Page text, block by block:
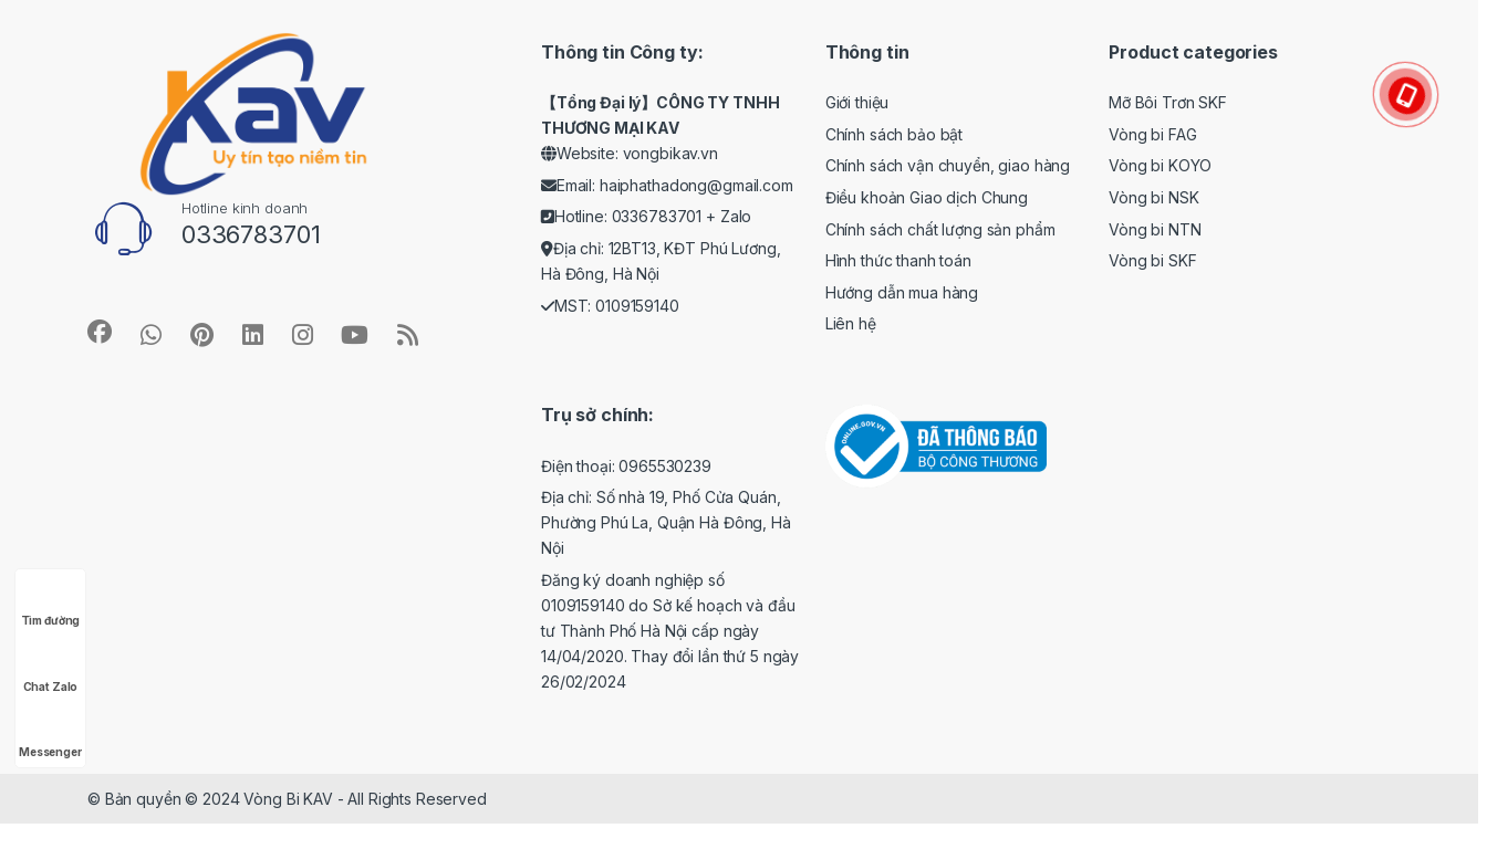
Hotline kinh doanh
0336783701
Thông tin Công ty:
【Tổng Đại lý】CÔNG TY TNHH
THƯƠNG MẠI KAV
Website: vongbikav.vn
Email: haiphathadong@gmail.com
Hotline: 0336783701 + Zalo
Địa chỉ: 12BT13, KĐT Phú Lương,
Hà Đông, Hà Nội
MST: 0109159140
Thông tin
Giới thiệu
Chính sách bảo bật
Chính sách vận chuyển, giao hàng
Điều khoản Giao dịch Chung
Chính sách chất lượng sản phẩm
Hình thức thanh toán
Hướng dẫn mua hàng
Liên hệ
Product categories
Mỡ Bôi Trơn SKF
Vòng bi FAG
Vòng bi KOYO
Vòng bi NSK
Vòng bi NTN
Vòng bi SKF
Trụ sở chính:
Điện thoại: 0965530239
Địa chỉ: Số nhà 19, Phố Cửa Quán,
Phường Phú La, Quận Hà Đông, Hà
Nội
Đăng ký doanh nghiệp số
0109159140 do Sở kế hoạch và đầu
tư Thành Phố Hà Nội cấp ngày
14/04/2020. Thay đổi lần thứ 5 ngày
26/02/2024
Tìm đường
Chat Zalo
Messenger
© Bản quyền © 2024 Vòng Bi KAV - All Rights Reserved